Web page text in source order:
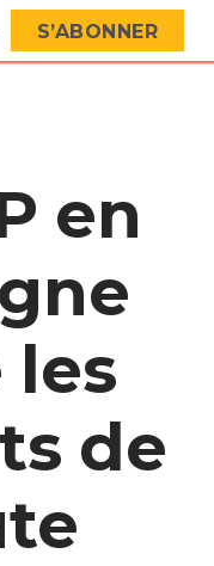
S’ABONNER
en
de